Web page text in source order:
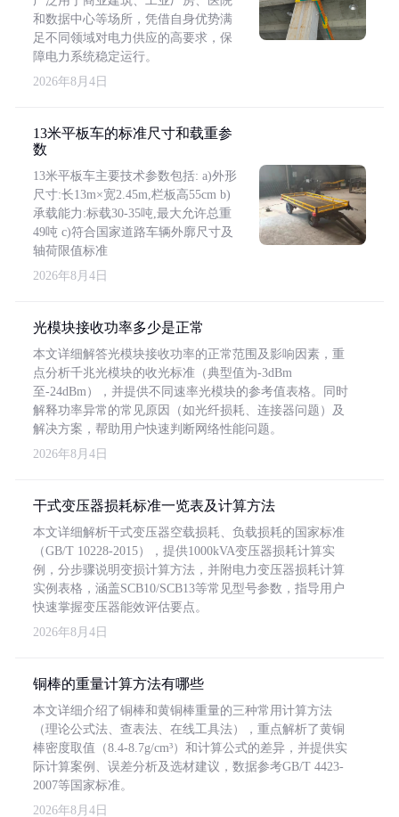
和数据中心等场所，凭借自身优势满
足不同领域对电力供应的高要求，保
障电力系统稳定运行。
2026年8月4日
13米平板车的标准尺寸和载重参
数
13米平板车主要技术参数包括: a)外形
尺寸:长13m×宽2.45m,栏板高55cm b)
承载能力:标载30-35吨,最大允许总重
49吨 c)符合国家道路车辆外廓尺寸及
轴荷限值标准
2026年8月4日
光模块接收功率多少是正常
本文详细解答光模块接收功率的正常范围及影响因素，重
点分析千兆光模块的收光标准（典型值为-3dBm
至-24dBm），并提供不同速率光模块的参考值表格。同时
解释功率异常的常见原因（如光纤损耗、连接器问题）及
解决方案，帮助用户快速判断网络性能问题。
2026年8月4日
干式变压器损耗标准一览表及计算方法
本文详细解析干式变压器空载损耗、负载损耗的国家标准
（GB/T 10228-2015），提供1000kVA变压器损耗计算实
例，分步骤说明变损计算方法，并附电力变压器损耗计算
实例表格，涵盖SCB10/SCB13等常见型号参数，指导用户
快速掌握变压器能效评估要点。
2026年8月4日
铜棒的重量计算方法有哪些
本文详细介绍了铜棒和黄铜棒重量的三种常用计算方法
（理论公式法、查表法、在线工具法），重点解析了黄铜
棒密度取值（8.4-8.7g/cm³）和计算公式的差异，并提供实
际计算案例、误差分析及选材建议，数据参考GB/T 4423-
2007等国家标准。
2026年8月4日